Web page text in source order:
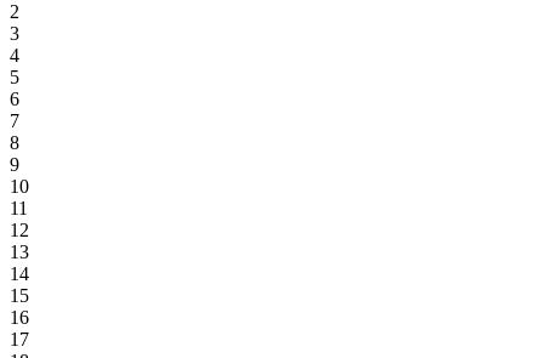
2
3
4
5
6
7
8
9
10
11
12
13
14
15
16
17